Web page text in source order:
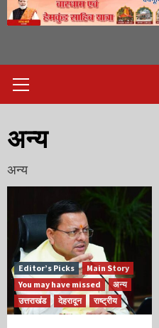
Menu
अन्य
अन्य
Editor’s Picks
Main Story
You may have missed
अन्य
उत्तराखंड
देहरादून राष्ट्रीय